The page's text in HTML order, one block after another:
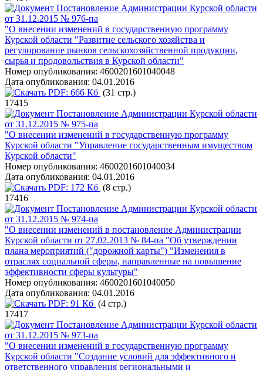
Постановление Администрации Курской области
от 31.12.2015 № 976-па
"О внесении изменений в государственную программу
Курской области "Развитие сельского хозяйства и
регулирование рынков сельскохозяйственной продукции,
сырья и продовольствия в Курской области"
Номер опубликования: 4600201601040048
Дата опубликования: 04.01.2016
PDF: 666 Кб (31 стр.)
17415
Постановление Администрации Курской области
от 31.12.2015 № 975-па
"О внесении изменений в государственную программу
Курской области "Управление государственным имуществом
Курской области"
Номер опубликования: 4600201601040034
Дата опубликования: 04.01.2016
PDF: 172 Кб (8 стр.)
17416
Постановление Администрации Курской области
от 31.12.2015 № 974-па
"О внесении изменений в постановление Администрации
Курской области от 27.02.2013 № 84-па "Об утверждении
плана мероприятий ("дорожной карты") "Изменения в
отраслях социальной сферы, направленные на повышение
эффективности сферы культуры"
Номер опубликования: 4600201601040050
Дата опубликования: 04.01.2016
PDF: 91 Кб (4 стр.)
17417
Постановление Администрации Курской области
от 31.12.2015 № 973-па
"О внесении изменений в государственную программу
Курской области "Создание условий для эффективного и
ответственного управления региональными и